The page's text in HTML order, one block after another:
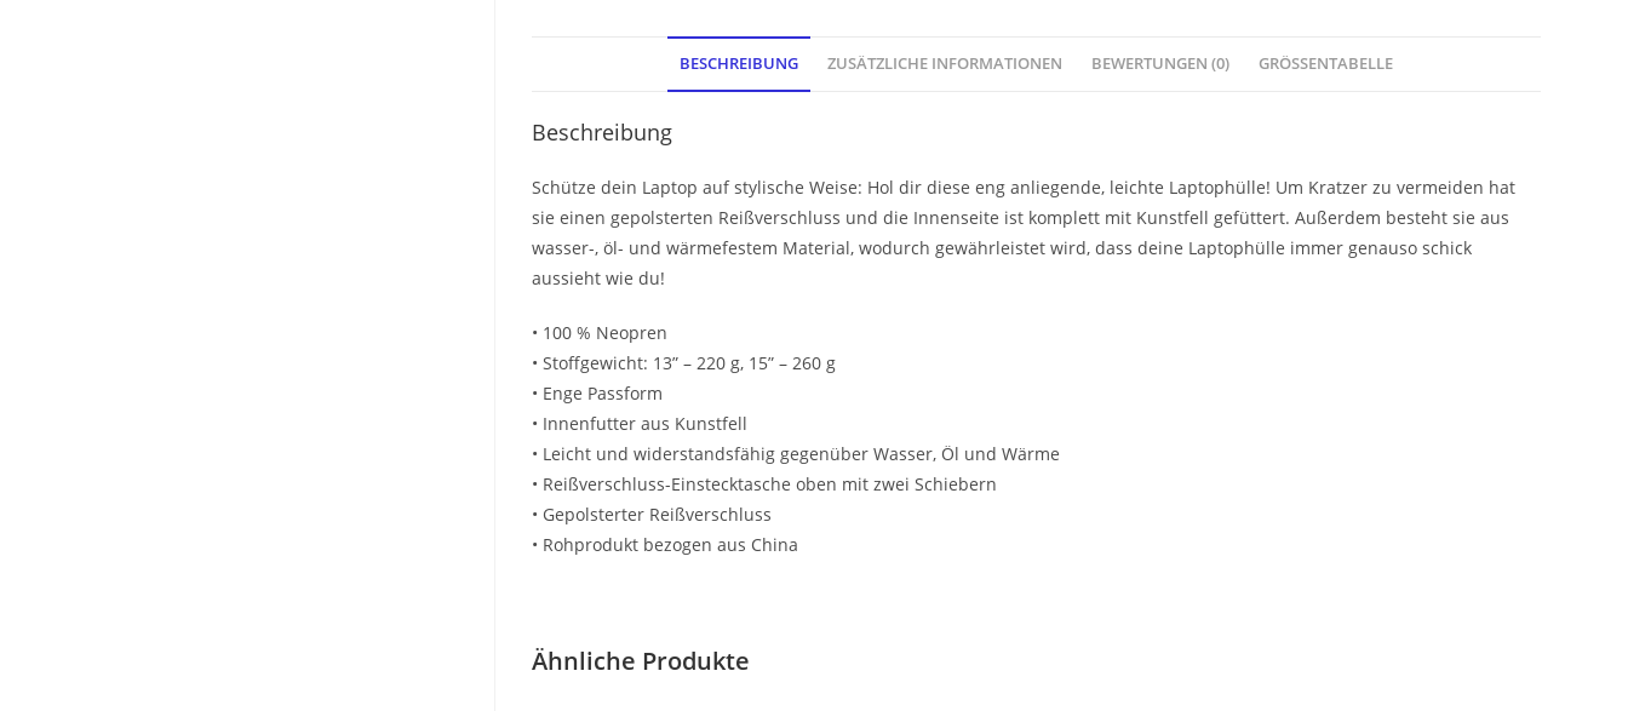
BESCHREIBUNG ZUSÄTZLICHE INFORMATIONEN BEWERTUNGEN (0) GRÖSSENTABELLE
Beschreibung
Schütze dein Laptop auf stylische Weise: Hol dir diese eng anliegende, leichte Laptophülle! Um Kratzer zu vermeiden hat
sie einen gepolsterten Reißverschluss und die Innenseite ist komplett mit Kunstfell gefüttert. Außerdem besteht sie aus
wasser-, öl- und wärmefestem Material, wodurch gewährleistet wird, dass deine Laptophülle immer genauso schick
aussieht wie du!
• 100 % Neopren
• Stoffgewicht: 13” – 220 g, 15” – 260 g
• Enge Passform
• Innenfutter aus Kunstfell
• Leicht und widerstandsfähig gegenüber Wasser, Öl und Wärme
• Reißverschluss-Einstecktasche oben mit zwei Schiebern
• Gepolsterter Reißverschluss
• Rohprodukt bezogen aus China
Ähnliche Produkte